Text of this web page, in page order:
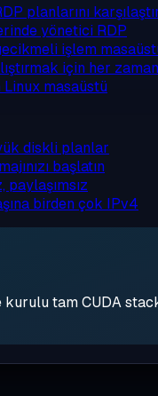
planlarını
yönetici RDP
işlem
için her
Linux masaüstü
diskli planlar
başlatın
paylaşımsız
birden çok IPv4
tam CUDA